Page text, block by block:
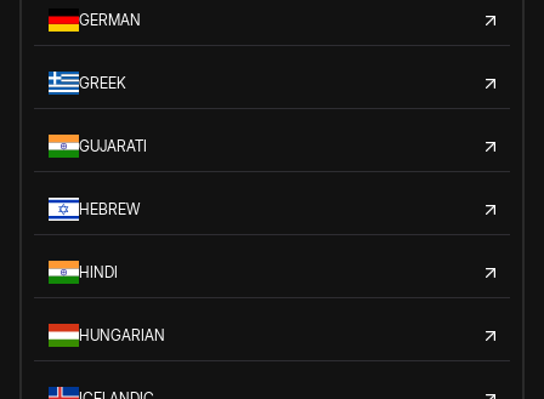
GERMAN
GREEK
GUJARATI
HEBREW
HINDI
HUNGARIAN